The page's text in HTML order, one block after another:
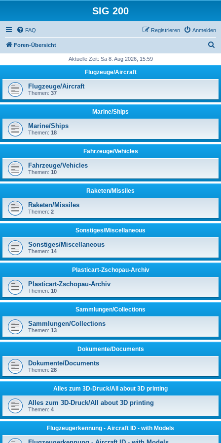
SIG 200
FAQ Anmelden
Registrieren
Foren-Übersicht
h
Aktuelle Zeit: Sa 8. Aug 2026, 15:59
Flugzeuge/Aircraft
Flugzeuge/Aircraft
Themen: 37
Marine/Ships
Marine/Ships
Themen: 18
Fahrzeuge/Vehicles
Fahrzeuge/Vehicles
Themen: 10
Raketen/Missiles
Raketen/Missiles
Themen: 2
Sonstiges/Miscellaneous
Sonstiges/Miscellaneous
Themen: 14
Plasticart-Zschopau-Archiv
Plasticart-Zschopau-Archiv
Themen: 10
Sammlungen/Collections
Sammlungen/Collections
Themen: 13
Dokumente/Documents
Dokumente/Documents
Themen: 28
Alles zum 3D-Druck/All about 3D printing
Alles zum 3D-Druck/All about 3D printing
Themen: 4
Flugzeugerkennung - Aircraft ID - with Models